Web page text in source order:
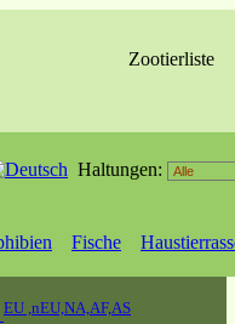
Zootierliste
Haltungen:
Fische
EU ,nEU,NA,AF,AS